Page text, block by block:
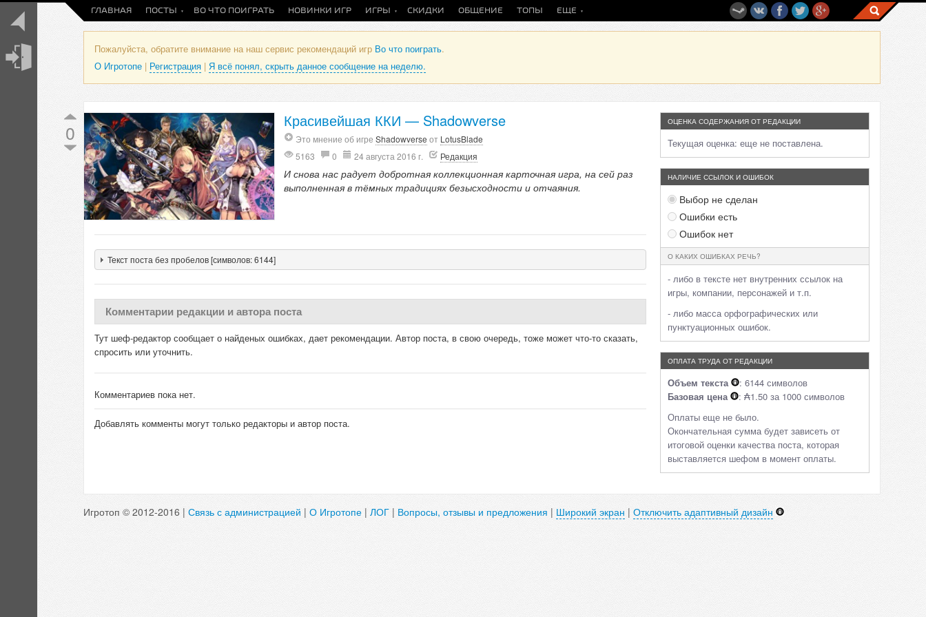
ГЛАВНАЯ ПОСТЫ ВО ЧТО ПОИГРАТЬ НОВИНКИ ИГР ИГРЫ СКИДКИ ОБЩЕНИЕ ТОПЫ ЕЩЕ
Пожалуйста, обратите внимание на наш сервис рекомендаций игр Во что поиграть.
О Игротопе | Регистрация | Я всё понял, скрыть данное сообщение на неделю.
0 Красивейшая ККИ — Shadowverse
Это мнение об игре Shadowverse от LotusBlade
5163
0 24 августа 2016 г. Редакция
И снова нас радует добротная коллекционная карточная игра, на сей раз
выполненная в тёмных традициях безысходности и отчаяния.
Текст поста без пробелов [символов: 6144]
Комментарии редакции и автора поста
Тут шеф-редактор сообщает о найденых ошибках, дает рекомендации. Автор поста, в свою очередь, тоже может что-то сказать,
спросить или уточнить.
Комментариев пока нет.
Добавлять комменты могут только редакторы и автор поста.
ОЦЕНКА СОДЕРЖАНИЯ ОТ РЕДАКЦИИ
Текущая оценка: еще не поставлена.
НАЛИЧИЕ ССЫЛОК И ОШИБОК
Выбор не сделан
Ошибки есть
Ошибок нет
О КАКИХ ОШИБКАХ РЕЧЬ?
- либо в тексте нет внутренних ссылок на
игры, компании, персонажей и т.п.
- либо масса орфографических или
пунктуационных ошибок.
ОПЛАТА ТРУДА ОТ РЕДАКЦИИ
Объем текста
: 6144 символов
Базовая цена
: ₳1.50 за 1000 символов
Оплаты еще не было.
Окончательная сумма будет зависеть от
итоговой оценки качества поста, которая
выставляется шефом в момент оплаты.
Игротоп © 2012-2016 | Связь с администрацией | О Игротопе | ЛОГ | Вопросы, отзывы и предложения | Широкий экран | Отключить адаптивный дизайн